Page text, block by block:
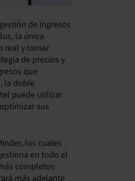
de ingresos
la única
real y tomar
de precios y
que
la doble
puede utilizar
sus
los cuales
en todo el
completos
más adelante